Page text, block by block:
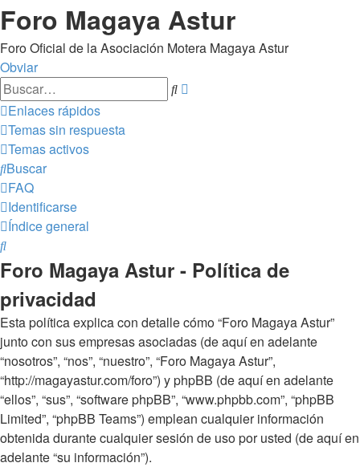
Foro Magaya Astur
Foro Oficial de la Asociación Motera Magaya Astur
Obviar
Buscar
Enlaces rápidos
Temas sin respuesta
Temas activos
Buscar
FAQ
Identificarse
Índice general
Buscar
Foro Magaya Astur - Política de
privacidad
Esta política explica con detalle cómo “Foro Magaya Astur”
junto con sus empresas asociadas (de aquí en adelante
“nosotros”, “nos”, “nuestro”, “Foro Magaya Astur”,
“http://magayastur.com/foro”) y phpBB (de aquí en adelante
“ellos”, “sus”, “software phpBB”, “www.phpbb.com”, “phpBB
Limited”, “phpBB Teams”) emplean cualquier información
obtenida durante cualquier sesión de uso por usted (de aquí en
adelante “su información”).